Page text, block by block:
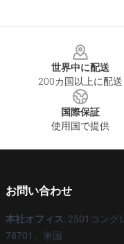
世界中に配送
200カ国以上に配送
国際保証
使用国で提供
お問い合わせ
本社オフィス: 2501コング
78701、米国